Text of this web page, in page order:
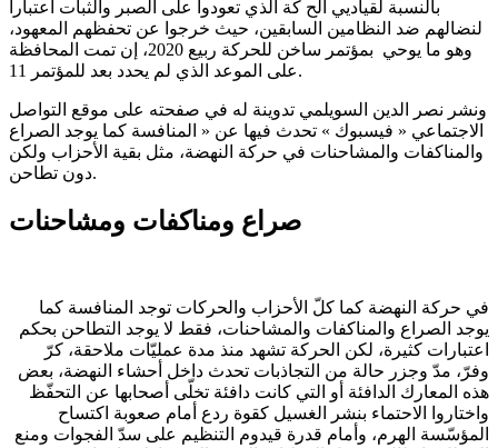
بالنسبة لقياديي الح كة الذي تعودوا على الصبر والثبات اعتبارا
لنضالهم ضد النظامين السابقين، حيث خرجوا عن تحفظهم المعهود،
وهو ما يوحي بمؤتمر ساخن للحركة ربيع 2020، إن تمت المحافظة
على الموعد الذي لم يحدد بعد للمؤتمر 11.
ونشر نصر الدين السويلمي تدوينة له في صفحته على موقع التواصل
الاجتماعي « فيسبوك » تحدث فيها عن « المنافسة كما يوجد الصراع
والمناكفات والمشاحنات في حركة النهضة، مثل بقية الأحزاب ولكن
دون تطاحن.
صراع ومناكفات ومشاحنات
في حركة النهضة كما كلّ الأحزاب والحركات توجد المنافسة كما
يوجد الصراع والمناكفات والمشاحنات، فقط لا يوجد التطاحن بحكم
اعتبارات كثيرة، لكن الحركة تشهد منذ مدة عمليّات ملاحقة، كرّ
وفرّ، مدّ وجزر حالة من التجاذبات تحدث داخل أحشاء النهضة، بعض
هذه المعارك الدافئة أو التي كانت دافئة تخلّى أصحابها عن التحفّظ
واختاروا الاحتماء بنشر الغسيل كقوة ردع أمام صعوبة اكتساح
المؤسّسة الهرم، وأمام قدرة قيدوم التنظيم على سدّ الفجوات ومنع